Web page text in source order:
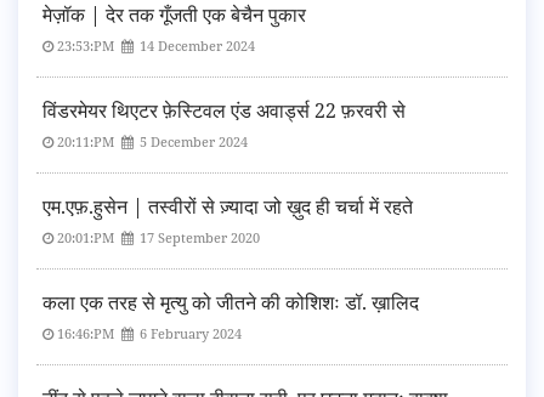
मेज़ॉक | देर तक गूँजती एक बेचैन पुकार
23:53:PM 14 December 2024
विंडरमेयर थिएटर फ़ेस्टिवल एंड अवार्ड्स 22 फ़रवरी से
20:11:PM 5 December 2024
एम.एफ़.हुसेन | तस्वीरों से ज़्यादा जो ख़ुद ही चर्चा में रहते
20:01:PM 17 September 2020
कला एक तरह से मृत्यु को जीतने की कोशिशः डॉ. ख़ालिद
16:46:PM 6 February 2024